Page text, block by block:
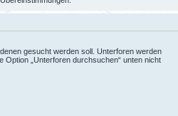
gesucht werden soll. Unterforen werden
„Unterforen durchsuchen“ unten nicht